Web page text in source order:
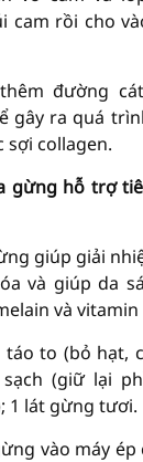
cam rồi cho
đường
gây ra quá
sợi collagen.
gừng hỗ trợ
giúp giải
và giúp da
và vitamin
to (bỏ hạt,
(giữ lại
1 lát gừng tươi.
vào máy